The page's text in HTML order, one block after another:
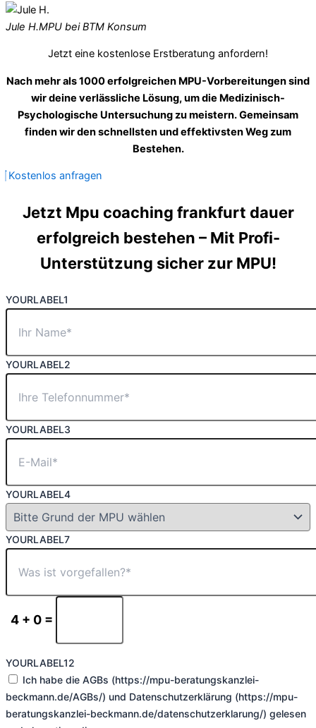
Jule H.MPU bei BTM Konsum
Jetzt eine kostenlose Erstberatung anfordern!
Nach mehr als 1000 erfolgreichen MPU-Vorbereitungen sind
wir deine verlässliche Lösung, um die Medizinisch-
Psychologische Untersuchung zu meistern. Gemeinsam
finden wir den schnellsten und effektivsten Weg zum
Bestehen.
Kostenlos anfragen
Jetzt Mpu coaching frankfurt dauer
erfolgreich bestehen – Mit Profi-
Unterstützung sicher zur MPU!
YOURLABEL1
YOURLABEL2
YOURLABEL3
YOURLABEL4
YOURLABEL7
4 + 0 =
YOURLABEL12
Ich habe die AGBs (https://mpu-beratungskanzlei-
beckmann.de/AGBs/) und Datenschutzerklärung (https://mpu-
beratungskanzlei-beckmann.de/datenschutzerklarung/) gelesen